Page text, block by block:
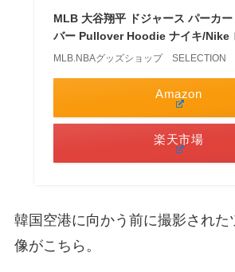
MLB 大谷翔平 ドジャース パーカ
バー Pullover Hoodie ナイキ/Nike
MLB.NBAグッズショップ SELECTION
Amazon
楽天市場
韓国空港に向かう前に撮影された
像がこちら。